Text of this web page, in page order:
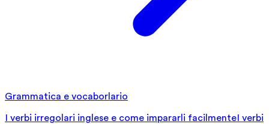
Grammatica e vocaborlario
I verbi irregolari inglese e come impararli facilmenteI verbi